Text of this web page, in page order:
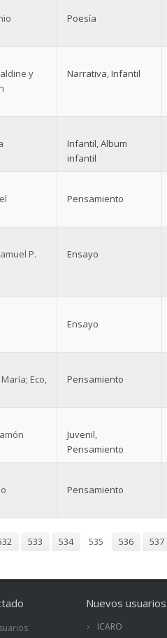
Poesía
y
Narrativa Infantil
Infantil Album
infantil
Pensamiento
P. Ensayo
Ensayo
Eco,
Pensamiento
Juvenil
Pensamiento
Pensamiento
533 534 535 536 537
Nuevos usuarios
ICARO